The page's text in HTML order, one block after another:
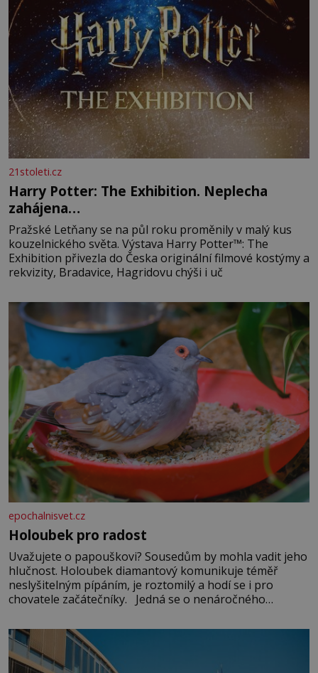
21stoleti.cz
Harry Potter: The Exhibition. Neplecha
zahájena…
Pražské Letňany se na půl roku proměnily v malý kus
kouzelnického světa. Výstava Harry Potter™: The
Exhibition přivezla do Česka originální filmové kostýmy a
rekvizity, Bradavice, Hagridovu chýši i uč
epochalnisvet.cz
Holoubek pro radost
Uvažujete o papouškovi? Sousedům by mohla vadit jeho
hlučnost. Holoubek diamantový komunikuje téměř
neslyšitelným pípáním, je roztomilý a hodí se i pro
chovatele začátečníky. Jedná se o nenáročného
času tráví na zemi, kde sbírá zbytky semínek Jeho
domovinou je prakticky celá Austrálie s výjimkou
pobřežní oblasti.